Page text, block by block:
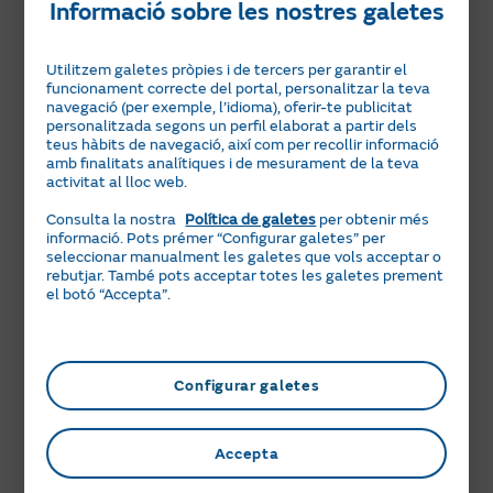
Telèfon de contacte *
Província*
Àlaba
Albacete
La teva consulta
Informació sobre les nostres galetes
Utilitzem galetes pròpies i de tercers per garantir el
funcionament correcte del portal, personalitzar la teva
navegació (per exemple, l’idioma), oferir-te publicitat
personalitzada segons un perfil elaborat a partir dels
teus hàbits de navegació, així com per recollir informació
amb finalitats analítiques i de mesurament de la teva
activitat al lloc web.
Consulta la nostra Política de galetes per obtenir més
informació. Pots prémer “Configurar galetes” per
seleccionar manualment les galetes que vols acceptar o
rebutjar. També pots acceptar totes les galetes prement
el botó “Accepta”.
Configurar galetes
Accepta